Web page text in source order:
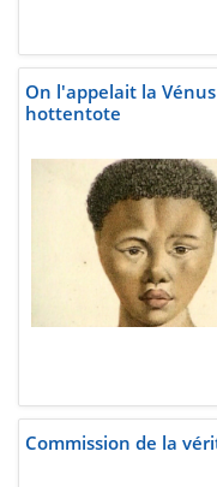
On l'appelait la Vénus
hottentote
Commission de la